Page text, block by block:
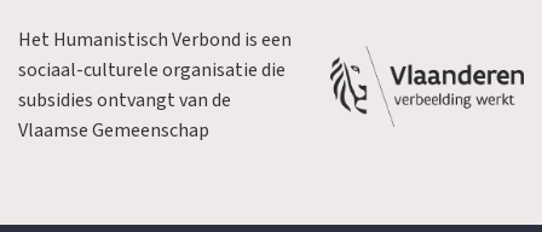
Het Humanistisch Verbond is een
sociaal-culturele organisatie die
subsidies ontvangt van de
Vlaamse Gemeenschap